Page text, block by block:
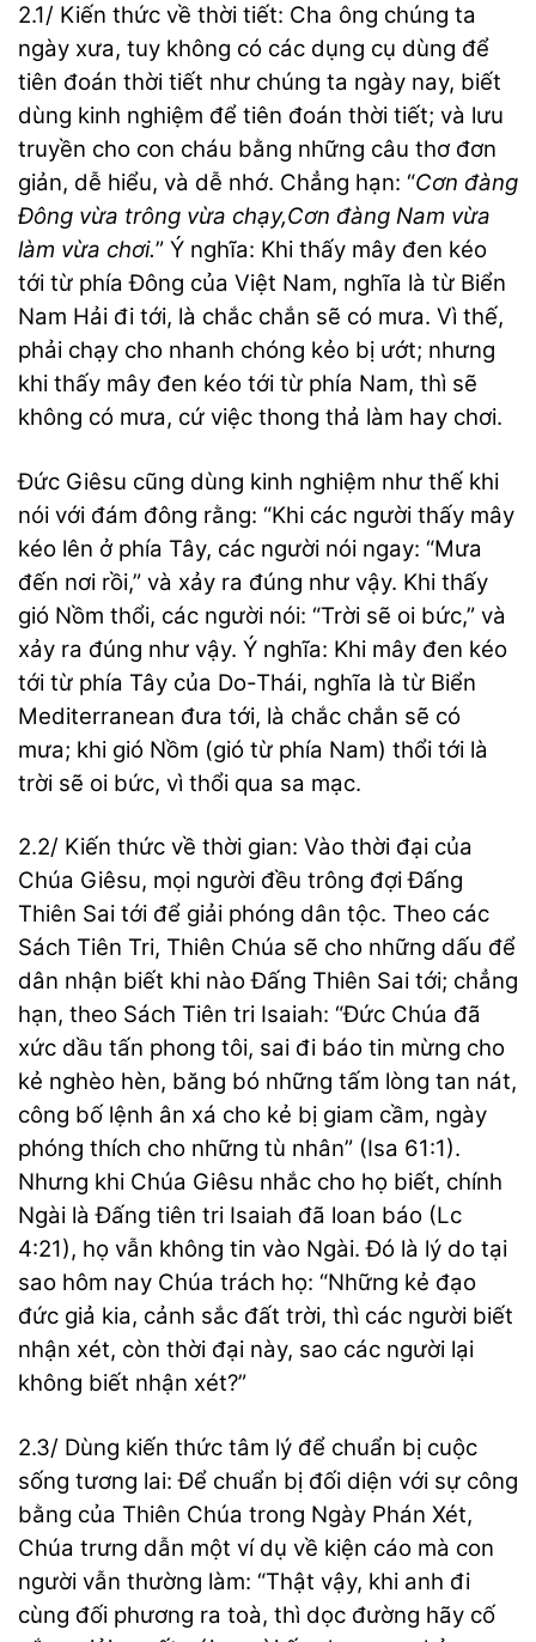
2.1/ Kiến thức về thời tiết: Cha ông chúng ta
ngày xưa, tuy không có các dụng cụ dùng để
tiên đoán thời tiết như chúng ta ngày nay, biết
dùng kinh nghiệm để tiên đoán thời tiết; và lưu
truyền cho con cháu bằng những câu thơ đơn
giản, dễ hiểu, và dễ nhớ. Chẳng hạn: “Cơn đàng
Đông vừa trông vừa chạy,Cơn đàng Nam vừa
làm vừa chơi.” Ý nghĩa: Khi thấy mây đen kéo
tới từ phía Đông của Việt Nam, nghĩa là từ Biển
Nam Hải đi tới, là chắc chắn sẽ có mưa. Vì thế,
phải chạy cho nhanh chóng kẻo bị ướt; nhưng
khi thấy mây đen kéo tới từ phía Nam, thì sẽ
không có mưa, cứ việc thong thả làm hay chơi.
Đức Giêsu cũng dùng kinh nghiệm như thế khi
nói với đám đông rằng: “Khi các người thấy mây
kéo lên ở phía Tây, các người nói ngay: “Mưa
đến nơi rồi,” và xảy ra đúng như vậy. Khi thấy
gió Nồm thổi, các người nói: “Trời sẽ oi bức,” và
xảy ra đúng như vậy. Ý nghĩa: Khi mây đen kéo
tới từ phía Tây của Do-Thái, nghĩa là từ Biển
Mediterranean đưa tới, là chắc chắn sẽ có
mưa; khi gió Nồm (gió từ phía Nam) thổi tới là
trời sẽ oi bức, vì thổi qua sa mạc.
2.2/ Kiến thức về thời gian: Vào thời đại của
Chúa Giêsu, mọi người đều trông đợi Đấng
Thiên Sai tới để giải phóng dân tộc. Theo các
Sách Tiên Tri, Thiên Chúa sẽ cho những dấu để
dân nhận biết khi nào Đấng Thiên Sai tới; chẳng
hạn, theo Sách Tiên tri Isaiah: “Đức Chúa đã
xức dầu tấn phong tôi, sai đi báo tin mừng cho
kẻ nghèo hèn, băng bó những tấm lòng tan nát,
công bố lệnh ân xá cho kẻ bị giam cầm, ngày
phóng thích cho những tù nhân” (Isa 61:1).
Nhưng khi Chúa Giêsu nhắc cho họ biết, chính
Ngài là Đấng tiên tri Isaiah đã loan báo (Lc
4:21), họ vẫn không tin vào Ngài. Đó là lý do tại
sao hôm nay Chúa trách họ: “Những kẻ đạo
đức giả kia, cảnh sắc đất trời, thì các người biết
nhận xét, còn thời đại này, sao các người lại
không biết nhận xét?”
2.3/ Dùng kiến thức tâm lý để chuẩn bị cuộc
sống tương lai: Để chuẩn bị đối diện với sự công
bằng của Thiên Chúa trong Ngày Phán Xét,
Chúa trưng dẫn một ví dụ về kiện cáo mà con
người vẫn thường làm: “Thật vậy, khi anh đi
cùng đối phương ra toà, thì dọc đường hãy cố